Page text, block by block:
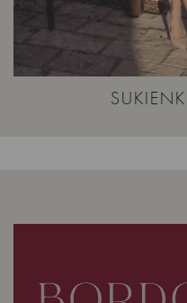
SUKIENKI